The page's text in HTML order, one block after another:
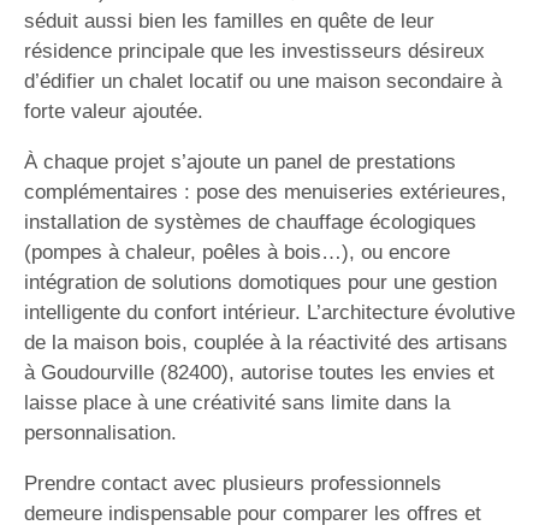
séduit aussi bien les familles en quête de leur
résidence principale que les investisseurs désireux
d’édifier un chalet locatif ou une maison secondaire à
forte valeur ajoutée.
À chaque projet s’ajoute un panel de prestations
complémentaires : pose des menuiseries extérieures,
installation de systèmes de chauffage écologiques
(pompes à chaleur, poêles à bois…), ou encore
intégration de solutions domotiques pour une gestion
intelligente du confort intérieur. L’architecture évolutive
de la maison bois, couplée à la réactivité des artisans
à Goudourville (82400), autorise toutes les envies et
laisse place à une créativité sans limite dans la
personnalisation.
Prendre contact avec plusieurs professionnels
demeure indispensable pour comparer les offres et